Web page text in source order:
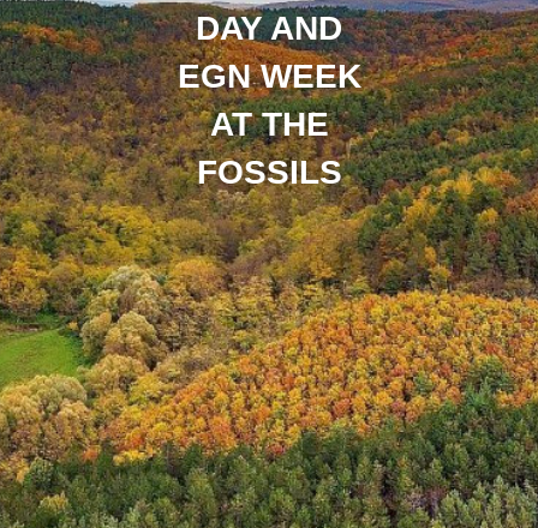
DAY AND
EGN WEEK
AT THE
FOSSILS